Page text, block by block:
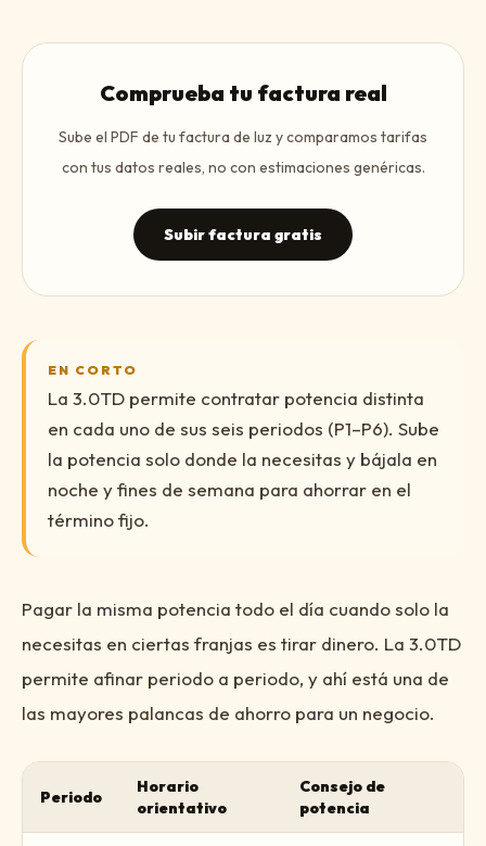
Comprueba tu factura real
Sube el PDF de tu factura de luz y comparamos tarifas
con tus datos reales, no con estimaciones genéricas.
Subir factura gratis
EN CORTO
La 3.0TD permite contratar potencia distinta
en cada uno de sus seis periodos (P1–P6). Sube
la potencia solo donde la necesitas y bájala en
noche y fines de semana para ahorrar en el
término fijo.
Pagar la misma potencia todo el día cuando solo la
necesitas en ciertas franjas es tirar dinero. La 3.0TD
permite afinar periodo a periodo, y ahí está una de
las mayores palancas de ahorro para un negocio.
Periodo
Horario
orientativo
Consejo de
potencia